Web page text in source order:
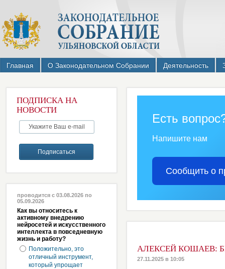
Главная О Законодательном Собрании Деятельность
ПОДПИСКА НА
НОВОСТИ
проводится с 03.08.2026 по
05.09.2026
Как вы относитесь к
активному внедрению
нейросетей и искусственного
интеллекта в повседневную
жизнь и работу?
Положительно, это
отличный инструмент,
который упрощает
Есть
Напишите нам
Сообщить о
АЛЕКСЕЙ КОШАЕВ:
27.11.2025 в 10:05